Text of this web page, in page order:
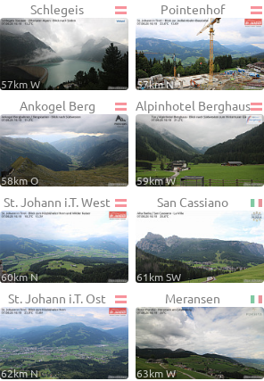
Schlegeis
57km W
Pointenhof
57km N
Ankogel Berg
58km O
Alpinhotel Berghaus
59km W
St. Johann i.T. West
60km N
San Cassiano
61km SW
St. Johann i.T. Ost
62km N
Meransen
63km W